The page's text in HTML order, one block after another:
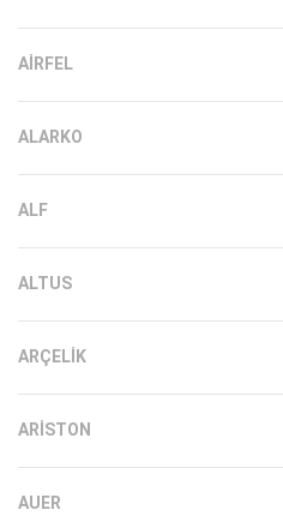
AIRFEL
ALARKO
ALF
ALTUS
ARÇELIK
ARISTON
AUER